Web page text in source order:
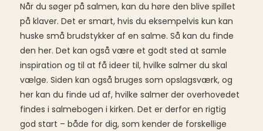
Når du søger på salmen, kan du høre den blive spillet
på klaver. Det er smart, hvis du eksempelvis kun kan
huske små brudstykker af en salme. Så kan du finde
den her. Det kan også være et godt sted at samle
inspiration og til at få ideer til, hvilke salmer du skal
vælge. Siden kan også bruges som opslagsværk, og
her kan du finde ud af, hvilke salmer der overhovedet
findes i salmebogen i kirken. Det er derfor en rigtig
god start – både for dig, som kender de forskellige